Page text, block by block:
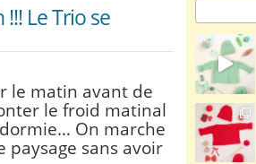
Le Trio se
le matin avant de
le froid matinal
On marche
paysage sans avoir